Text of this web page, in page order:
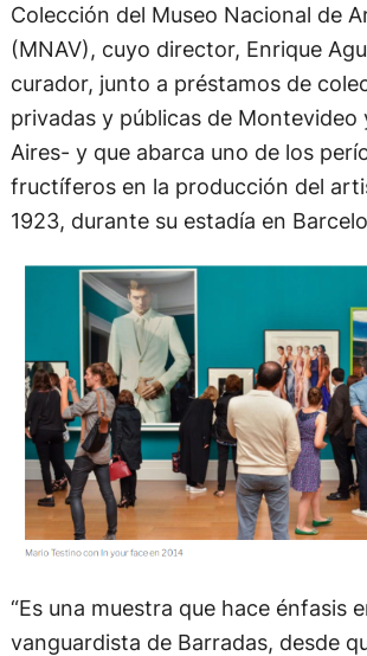
Colección del Museo Nacional de
(MNAV), cuyo director, Enrique
curador, junto a préstamos de
privadas y públicas de Montevideo
Aires- y que abarca uno de los
fructíferos en la producción del
1923, durante su estadía en
“Es una muestra que hace énfasis
vanguardista de Barradas, desde